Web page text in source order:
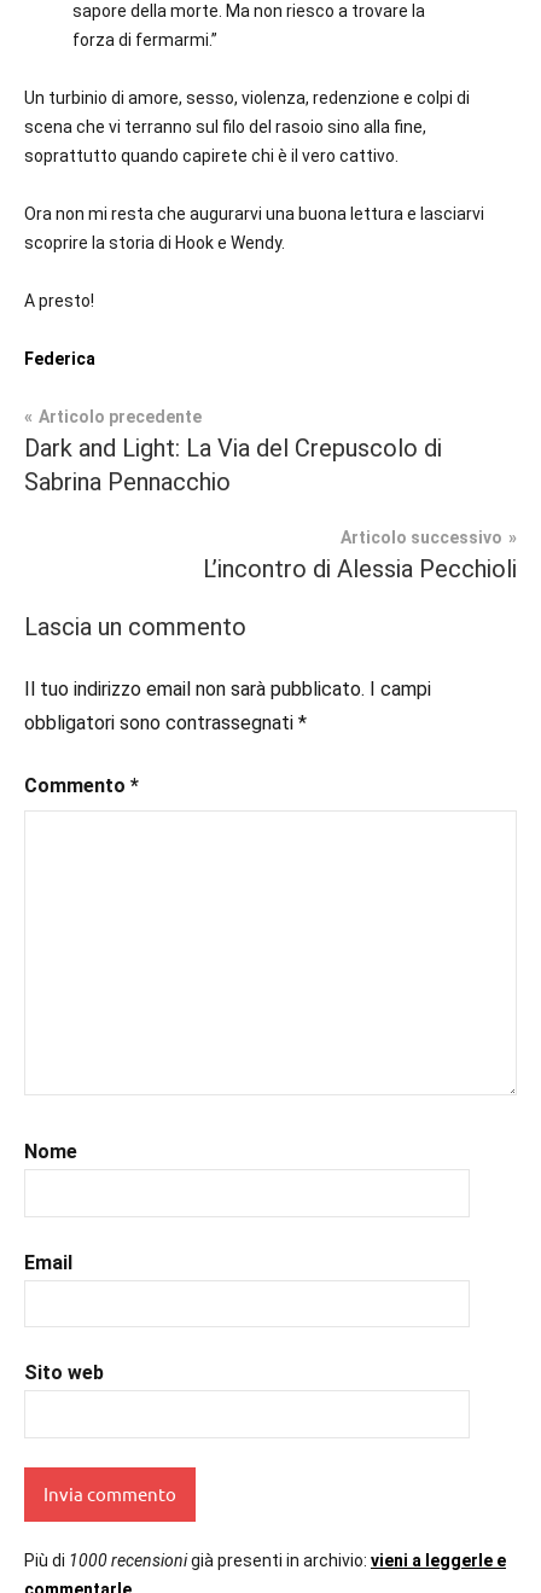
sapore della morte. Ma non riesco a trovare la
forza di fermarmi.”
Un turbinio di amore, sesso, violenza, redenzione e colpi di
scena che vi terranno sul filo del rasoio sino alla fine,
soprattutto quando capirete chi è il vero cattivo.
Ora non mi resta che augurarvi una buona lettura e lasciarvi
scoprire la storia di Hook e Wendy.
A presto!
Federica
Tag
#blog ,
#consigliodilettura
#inspiration,
#instalibri,
#italianblogger
#kindle,
#romantic,
#uncuoretrailibri
Contemporary
Romance
Navigazione
articoli
Articolo precedente
Dark and Light: La Via del Crepuscolo di
Sabrina Pennacchio
Articolo successivo
L’incontro di Alessia Pecchioli
Lascia un commento
Il tuo indirizzo email non sarà pubblicato. I campi
obbligatori sono contrassegnati *
Commento *
Nome
Email
Sito web
Più di 1000 recensionigià presenti in archivio: vieni a leggerle e